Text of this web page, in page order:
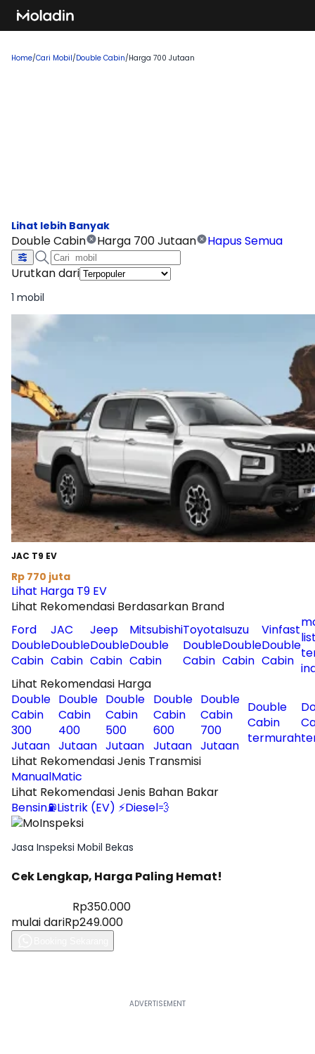
Home/Cari Mobil/Double Cabin/Harga 700 Jutaan
Double Cabin Harga 700 Jutaan
Hapus Semua
Urutkan dari
1 mobil
JAC T9 EV
Rp 770 juta
Lihat Harga T9 EV
Lihat Rekomendasi Berdasarkan Brand
Ford
Double
Cabin
JAC
Double
Cabin
Jeep
Double
Cabin
Mitsubishi
Double
Cabin
Toyota
Double
Cabin
Isuzu
Double
Cabin
Vinfast
Double
Cabin
Lihat Rekomendasi Harga
Double
Cabin
300
Jutaan
Double
Cabin
400
Jutaan
Double
Cabin
500
Jutaan
Double
Cabin
600
Jutaan
Double
Cabin
700
Jutaan
Double
Cabin
termurah
Lihat Rekomendasi Jenis Transmisi
ManualMatic
Lihat Rekomendasi Jenis Bahan Bakar
Bensin⛽Listrik (EV) ⚡Diesel💨
Jasa Inspeksi Mobil Bekas
Cek Lengkap, Harga Paling Hemat!
Rp350.000
mulai dariRp249.000